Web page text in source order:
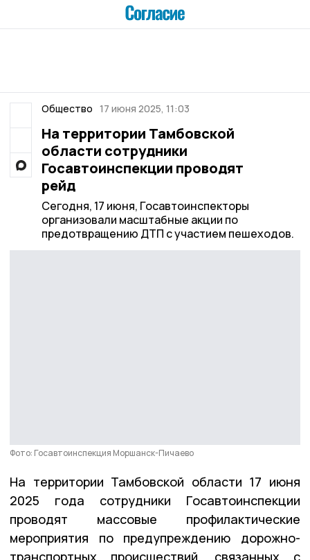
Общество 17 июня 2025, 11:03
На территории Тамбовской
области сотрудники
Госавтоинспекции проводят
рейд
Сегодня, 17 июня, Госавтоинспекторы
организовали масштабные акции по
предотвращению ДТП с участием пешеходов.
Фото: Госавтоинспекция Моршанск-Пичаево
На территории Тамбовской области 17 июня
2025 года сотрудники Госавтоинспекции
проводят массовые профилактические
мероприятия по предупреждению дорожно-
транспортных происшествий, связанных с